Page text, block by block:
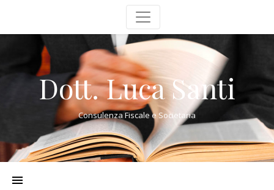
Dott. Luca Santi
Consulenza Fiscale e Societaria